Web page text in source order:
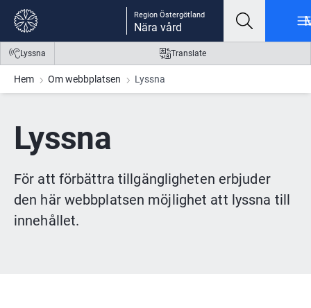
Gå till innehåll
Gå till meny
Gå till sidfot Region Östergötland
Nära vård
Lyssna Translate
Hem Om webbplatsen Lyssna
Lyssna
För att förbättra tillgängligheten erbjuder
den här webbplatsen möjlighet att lyssna till
innehållet.